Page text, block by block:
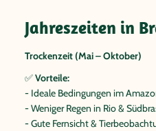
Jahreszeiten in
Trockenzeit (Mai – Oktober)
✅Vorteile:
- Ideale Bedingungen im
- Weniger Regen in Rio &
- Gute Fernsicht &